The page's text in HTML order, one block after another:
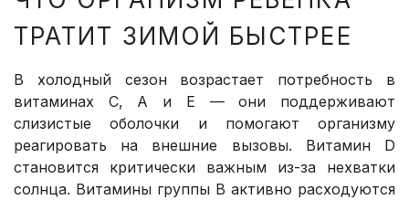
ТРАТИТ ЗИМОЙ БЫСТРЕЕ
В холодный сезон возрастает потребность в
витаминах C, A и E — они поддерживают
слизистые оболочки и помогают организму
реагировать на внешние вызовы. Витамин D
становится критически важным из-за нехватки
солнца. Витамины группы B активно расходуются